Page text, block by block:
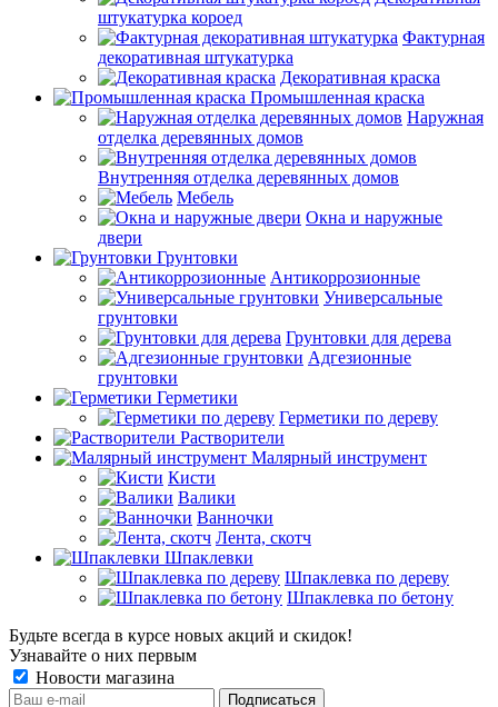
штукатурка короед
Фактурная
декоративная штукатурка
Декоративная краска
Промышленная краска
Наружная
отделка деревянных домов
Внутренняя отделка деревянных домов
Мебель
Окна и наружные
двери
Грунтовки
Антикоррозионные
Универсальные
грунтовки
Грунтовки для дерева
Адгезионные
грунтовки
Герметики
Герметики по дереву
Растворители
Малярный инструмент
Кисти
Валики
Ванночки
Лента, скотч
Шпаклевки
Шпаклевка по дереву
Шпаклевка по бетону
Будьте всегда в курсе новых акций и скидок!
Узнавайте о них первым
Новости магазина